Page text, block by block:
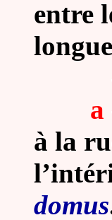
entre
-
a
à la
domus